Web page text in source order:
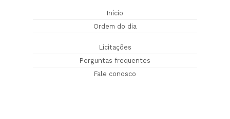
Início
Ordem do dia
Licitações
Perguntas frequentes
Fale conosco